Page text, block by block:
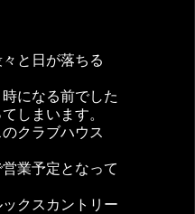
と日が落ちる
になる前でした
しまいます。
クラブハウス
営業予定となって
クスカントリー